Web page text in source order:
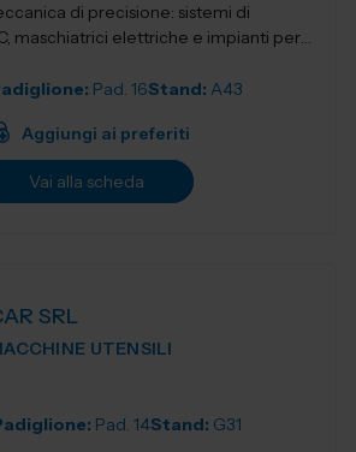
di precisione: sistemi di
maschiatrici elettriche e impianti per
Pad. 16Stand: A43
Aggiungi ai preferiti
Vai alla scheda
SRL
UTENSILI
Pad. 14Stand: G31